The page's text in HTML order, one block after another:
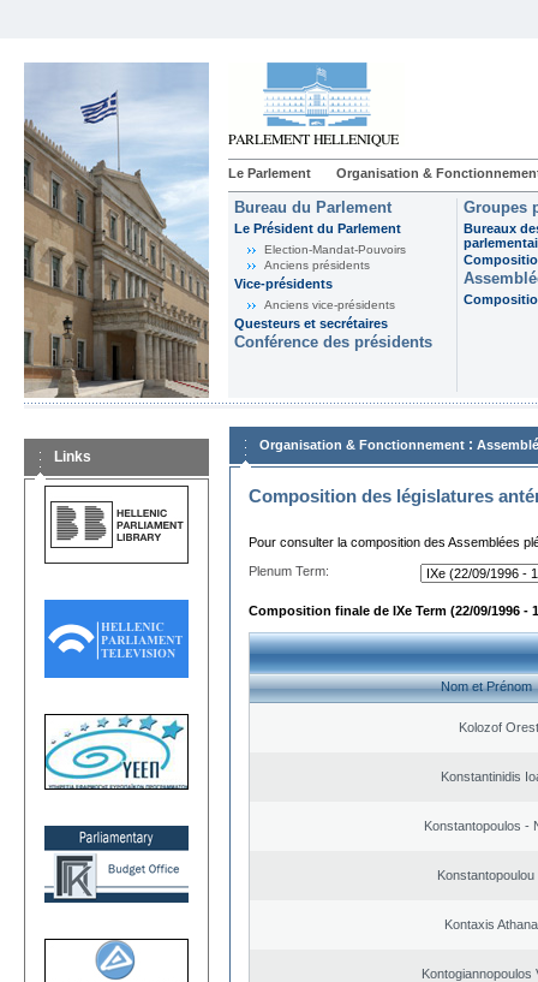
Le Parlement Organisation &
Bureau du Parlement
Le Président du Parlement
Election-Mandat-Pouvoirs
Anciens présidents
Vice-présidents
Anciens vice-présidents
Questeurs et secrétaires
Conférence des présidents
Groupes
Bureaux
Links
Organisation & Fonctionnement :
Composition des législatures
Pour consulter la composition des Assemblées
Plenum Term:
Composition finale de IXe Term (22/09/1996 -
Nom et Prénom
Kolozof
Konstantinidis
Konstantopoulos -
Konstantopoulou
Kontaxis
Kontogiannopoulos